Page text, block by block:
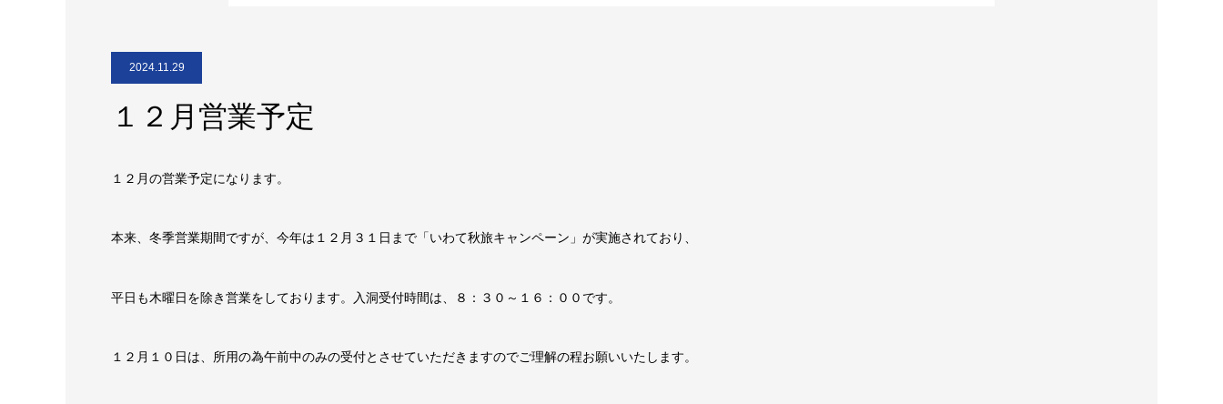
2024.11.29
１２月営業予定
１２月の営業予定になります。
本来、冬季営業期間ですが、今年は１２月３１日まで「いわて秋旅キャンペーン」が実施されており、
平日も木曜日を除き営業をしております。入洞受付時間は、８：３０～１６：００です。
１２月１０日は、所用の為午前中のみの受付とさせていただきますのでご理解の程お願いいたします。